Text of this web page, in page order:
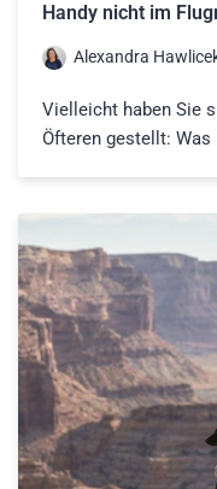
Handy nicht im
Alexandra
Vielleicht haben Sie
Öfteren gestellt: